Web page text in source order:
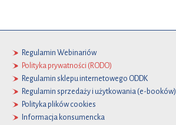
Regulamin Webinariów
Polityka prywatności (RODO)
Regulamin sklepu internetowego ODDK
Regulamin sprzedaży i użytkowania (e-booków)
Polityka plików cookies
Informacja konsumencka